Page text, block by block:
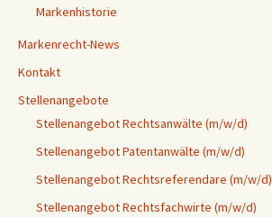
Markenhistorie
Markenrecht-News
Kontakt
Stellenangebote
Stellenangebot Rechtsanwälte (m/w/d)
Stellenangebot Patentanwälte (m/w/d)
Stellenangebot Rechtsreferendare (m/w/d)
Stellenangebot Rechtsfachwirte (m/w/d)